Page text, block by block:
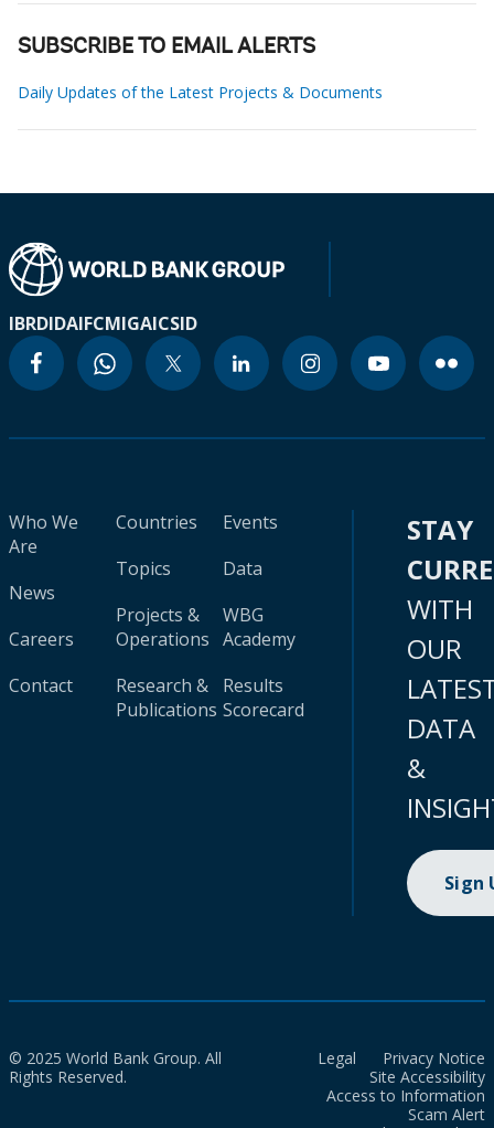
SUBSCRIBE TO EMAIL ALERTS
Daily Updates of the Latest Projects & Documents
IBRDIDAIFCMIGAICSID
Who We
Are
News
Careers
Contact
Countries
Topics
Projects &
Operations
Research &
Publications
Events
Data
WBG
Academy
Results
Scorecard
STAY
WITH
OUR
DATA
&
Sign
© 2025 World Bank Group. All
Rights Reserved.
Legal
Privacy Notice
Site Accessibility
Access to Information
Scam Alert